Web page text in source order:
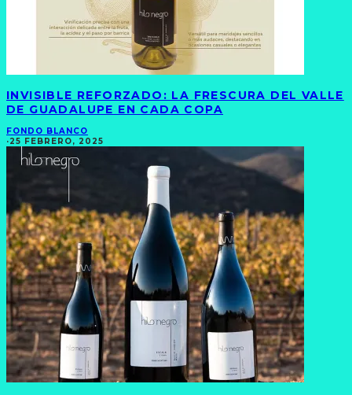
INVISIBLE REFORZADO: LA FRESCURA DEL VALLE
DE GUADALUPE EN CADA COPA
FONDO BLANCO
·25 FEBRERO, 2025